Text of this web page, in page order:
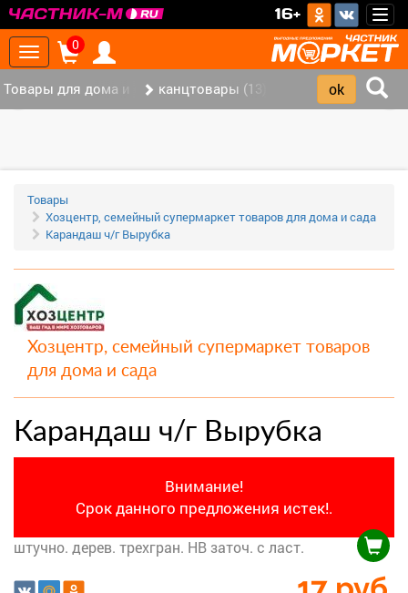
16+
Toggle
navigation
0
Товары для дома и офиса (117)канцтовары (13)
Товары
Хозцентр, семейный супермаркет товаров для дома и сада
Карандаш ч/г Вырубка
Хозцентр, семейный супермаркет товаров
для дома и сада
Карандаш ч/г Вырубка
Внимание!
Срок данного предложения истек!.
штучно. дерев. трехгран. НВ заточ. с ласт.
‹ ›